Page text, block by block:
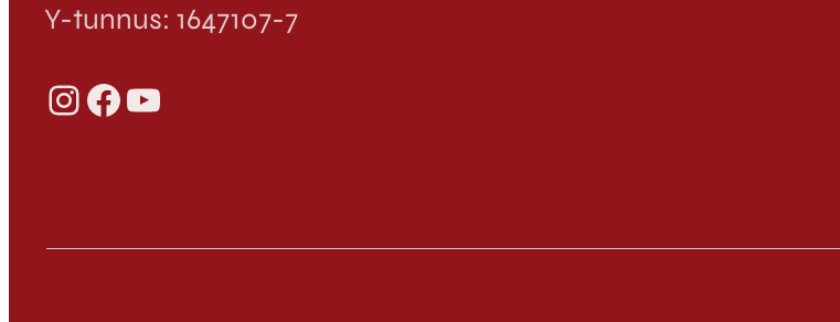
Y-tunnus: 1647107-7
InstagramFacebook YouTube